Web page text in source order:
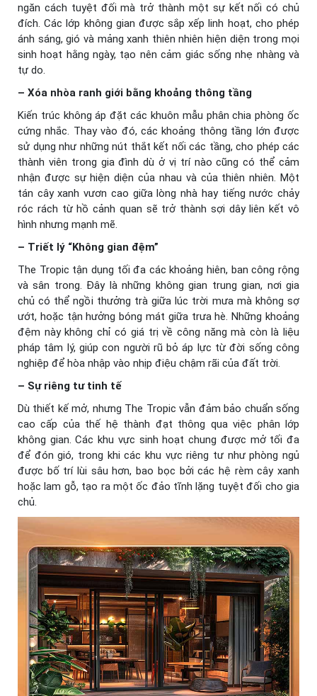
ngăn cách tuyệt đối mà trở thành một sự kết nối có chủ
đích. Các lớp không gian được sắp xếp linh hoạt, cho phép
ánh sáng, gió và mảng xanh thiên nhiên hiện diện trong mọi
sinh hoạt hằng ngày, tạo nên cảm giác sống nhẹ nhàng và
tự do.
– Xóa nhòa ranh giới bằng khoảng thông tầng
Kiến trúc không áp đặt các khuôn mẫu phân chia phòng ốc
cứng nhắc. Thay vào đó, các khoảng thông tầng lớn được
sử dụng như những nút thắt kết nối các tầng, cho phép các
thành viên trong gia đình dù ở vị trí nào cũng có thể cảm
nhận được sự hiện diện của nhau và của thiên nhiên. Một
tán cây xanh vươn cao giữa lòng nhà hay tiếng nước chảy
róc rách từ hồ cảnh quan sẽ trở thành sợi dây liên kết vô
hình nhưng mạnh mẽ.
– Triết lý “Không gian đệm”
The Tropic tận dụng tối đa các khoảng hiên, ban công rộng
và sân trong. Đây là những không gian trung gian, nơi gia
chủ có thể ngồi thưởng trà giữa lúc trời mưa mà không sợ
ướt, hoặc tận hưởng bóng mát giữa trưa hè. Những khoảng
đệm này không chỉ có giá trị về công năng mà còn là liệu
pháp tâm lý, giúp con người rũ bỏ áp lực từ đời sống công
nghiệp để hòa nhập vào nhịp điệu chậm rãi của đất trời.
– Sự riêng tư tinh tế
Dù thiết kế mở, nhưng The Tropic vẫn đảm bảo chuẩn sống
cao cấp của thế hệ thành đạt thông qua việc phân lớp
không gian. Các khu vực sinh hoạt chung được mở tối đa
để đón gió, trong khi các khu vực riêng tư như phòng ngủ
được bố trí lùi sâu hơn, bao bọc bởi các hệ rèm cây xanh
hoặc lam gỗ, tạo ra một ốc đảo tĩnh lặng tuyệt đối cho gia
chủ.